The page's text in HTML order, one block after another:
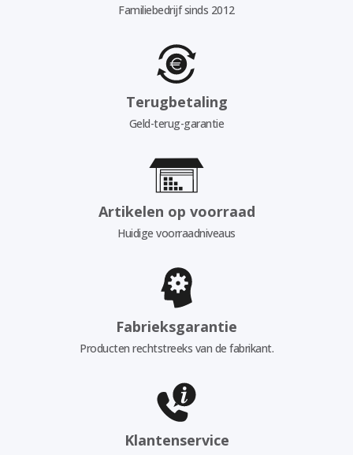
Familiebedrijf sinds 2012
Terugbetaling
Geld-terug-garantie
Artikelen op voorraad
Huidige voorraadniveaus
Fabrieksgarantie
Producten rechtstreeks van de fabrikant.
Klantenservice